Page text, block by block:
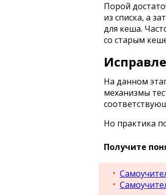
Порой
из списка, а
для кеша.
со старым
На данном
механизмы
Но практика
Получите